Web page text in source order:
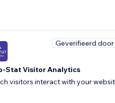
Geverifieerd door
Stat Visitor Analytics
visitors interact with your